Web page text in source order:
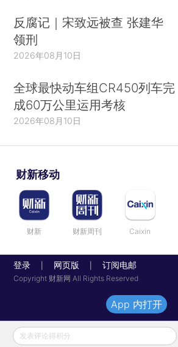
反腐记｜宋致远被查 张建华
领刑
2026年08月10日
全球最快动车组CR450列车完
成60万公里运用考核
2026年08月10日
财新移动
财新 财新周刊 Caixin
登录 网页版 订阅电邮
Copyright 财新网 All Rights Reserved
发表评论得积分
App 内打开